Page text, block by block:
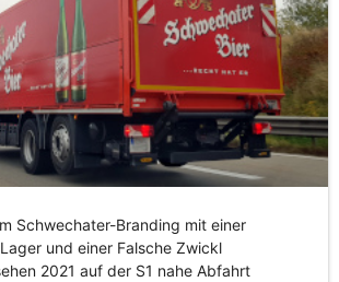
Schwechater-Branding mit einer
und einer Falsche Zwickl
2021 auf der S1 nahe Abfahrt